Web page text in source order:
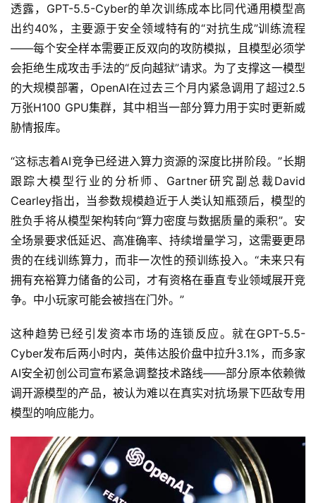
透露，GPT-5.5-Cyber的单次训练成本比同代通用模型高
出约40%，主要源于安全领域特有的“对抗生成”训练流程
——每个安全样本需要正反双向的攻防模拟，且模型必须学
会拒绝生成攻击手法的“反向越狱”请求。为了支撑这一模型
的大规模部署，OpenAI在过去三个月内紧急调用了超过2.5
万张H100 GPU集群，其中相当一部分算力用于实时更新威
胁情报库。
“这标志着AI竞争已经进入算力资源的深度比拼阶段。”长期
跟踪大模型行业的分析师、Gartner研究副总裁David
Cearley指出，当参数规模趋近于人类认知瓶颈后，模型的
胜负手将从模型架构转向“算力密度与数据质量的乘积”。安
全场景要求低延迟、高准确率、持续增量学习，这需要更昂
贵的在线训练算力，而非一次性的预训练投入。“未来只有
拥有充裕算力储备的公司，才有资格在垂直专业领域展开竞
争。中小玩家可能会被挡在门外。”
这种趋势已经引发资本市场的连锁反应。就在GPT-5.5-
Cyber发布后两小时内，英伟达股价盘中拉升3.1%，而多家
AI安全初创公司宣布紧急调整技术路线——部分原本依赖微
调开源模型的产品，被认为难以在真实对抗场景下匹敌专用
模型的响应能力。